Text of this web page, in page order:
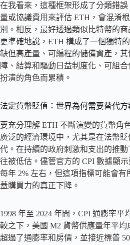
在我看來，這種框架形成了分類錯
量或協議費用來評估 ETH，會混淆
別。相反，最好透過類似比特幣的商
更準確地說，ETH 構成了一個獨特
缺但高產量、可編程的儲備資產，
障、結算和驅動日益制度化、可組
扮演的角色而累積。
法定貨幣貶值：世界為何需要替代方
要充分理解 ETH 不斷演變的貨幣角
廣泛的經濟環境中，尤其是在法幣
代。在持續的政府刺激和支出的推
往被低估。儘管官方的 CPI 數據顯
每年 2% 左右，但這項指標可能會有
蓋購買力的真正下降。
1998 年至 2024 年間，CPI 通膨率平
較之下，美國 M2 貨幣供應量年平均
超過了通膨率和房價，並接近標普